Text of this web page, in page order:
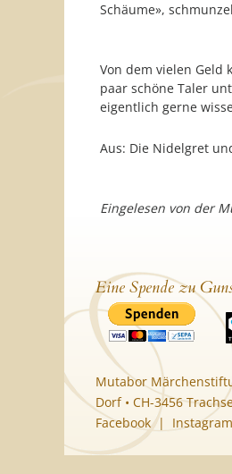
Schäume»,
Von dem vielen Geld
paar schöne Taler
eigentlich gerne
Aus: Die Nidelgret
Eingelesen von der
Eine Spende zu
Mutabor
Dorf • CH-3456
Facebook| Instagram